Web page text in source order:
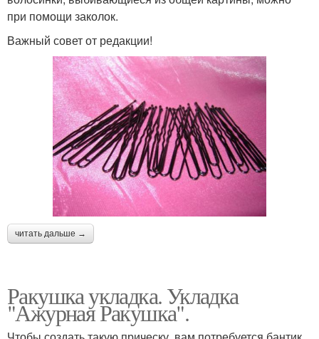
при помощи заколок.
Важный совет от редакции!
читать дальше →
Ракушка укладка. Укладка
"Ажурная Ракушка".